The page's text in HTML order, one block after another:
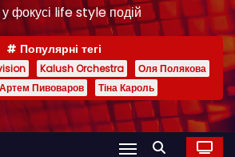
фокусі life style подій
Популярні тегі
Kalush Orchestra
Оля Полякова
Артем Пивоваров Тіна Кароль